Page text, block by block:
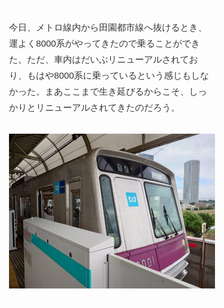
今日、メトロ線内から田園都市線へ抜けるとき、
運よく8000系がやってきたので乗ることができ
た。ただ、車内はだいぶリニューアルされてお
り、もはや8000系に乗っているという感じもしな
かった。まあここまで生き延びるからこそ、しっ
かりとリニューアルされてきたのだろう。